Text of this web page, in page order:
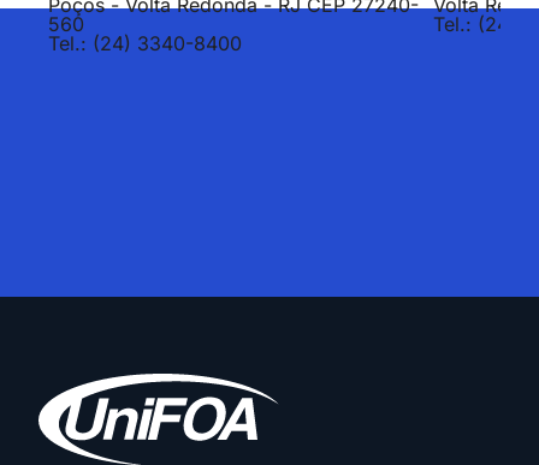
Poços - Volta Redonda - RJ CEP 27240-
560
Tel.: (24) 3340-8400
Volta
Tel.: (24)